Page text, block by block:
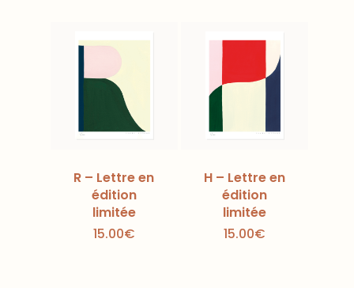
R – Lettre en
édition
limitée
15.00€
H – Lettre en
édition
limitée
15.00€